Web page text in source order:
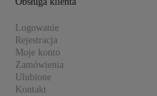
Logowanie
Rejestracja
Moje konto
Zamówienia
Ulubione
Kontakt